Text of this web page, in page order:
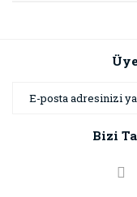
Görüş ve
Ürün resmi
Ürün bilgilerinde
Bizi